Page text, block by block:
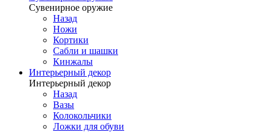
Сувенирное оружие
Назад
Ножи
Кортики
Сабли и шашки
Кинжалы
Интерьерный декор
Интерьерный декор
Назад
Вазы
Колокольчики
Ложки для обуви